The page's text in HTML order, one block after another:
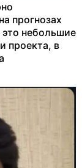
прогнозах
это небольшие
проекта, в